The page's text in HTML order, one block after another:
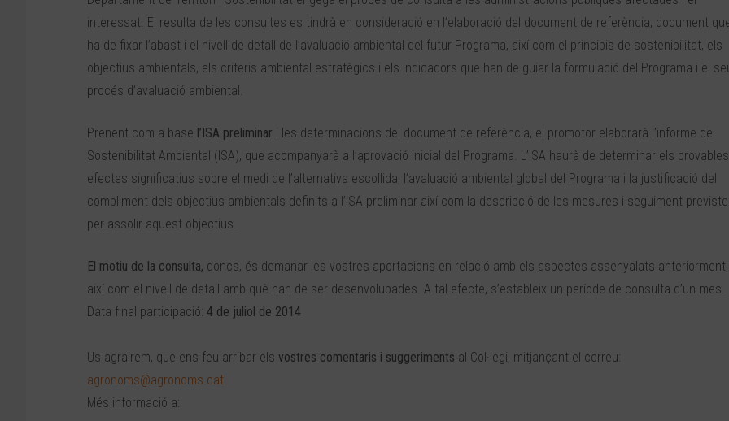
interessat. El resulta de les consultes es tindrà en consideració en l’elaboració del document de referència, document
ha de fixar l’abast i el nivell de detall de l’avaluació ambiental del futur Programa, així com el principis de sostenibilitat, els
objectius ambientals, els criteris ambiental estratègics i els indicadors que han de guiar la formulació del Programa i el
procés d’avaluació ambiental.
Prenent com a base l’ISA preliminar i les determinacions del document de referència, el promotor elaborarà l’informe de
Sostenibilitat Ambiental (ISA), que acompanyarà a l’aprovació inicial del Programa. L’ISA haurà de determinar els provables
efectes significatius sobre el medi de l’alternativa escollida, l’avaluació ambiental global del Programa i la justificació del
compliment dels objectius ambientals definits a l’ISA preliminar així com la descripció de les mesures i seguiment
per assolir aquest objectius.
El motiu de la consulta, doncs, és demanar les vostres aportacions en relació amb els aspectes assenyalats anteriorment,
així com el nivell de detall amb què han de ser desenvolupades. A tal efecte, s’estableix un període de consulta d’un mes.
Data final participació: 4 de juliol de 2014
Us agrairem, que ens feu arribar els vostres comentaris i suggeriments al Col·legi, mitjançant el correu:
agronoms@agronoms.cat
Més informació a: